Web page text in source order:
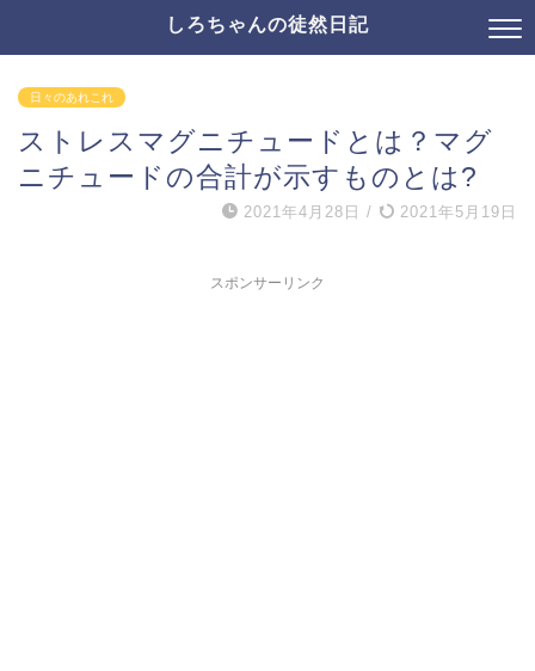
しろちゃんの徒然日記
日々のあれこれ
ストレスマグニチュードとは？マグ
ニチュードの合計が示すものとは?
2021年4月28日 / 2021年5月19日
スポンサーリンク